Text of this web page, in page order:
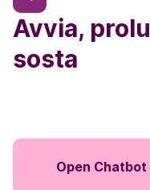
Avvia,
sosta
Open Chatbot